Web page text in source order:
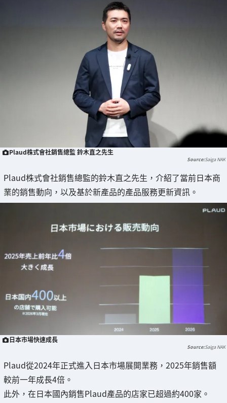
Plaud株式會社銷售總監 鈴木直之先生
Saiga NAK
Plaud株式會社銷售總監的鈴木直之先生，介紹了當前日本商
業的銷售動向，以及基於新產品的產品服務更新資訊。
日本市場快速成長
Saiga NAK
Plaud從2024年正式進入日本市場展開業務，2025年銷售額
較前一年成長4倍。
此外，在日本國內銷售Plaud產品的店家已超過約400家。